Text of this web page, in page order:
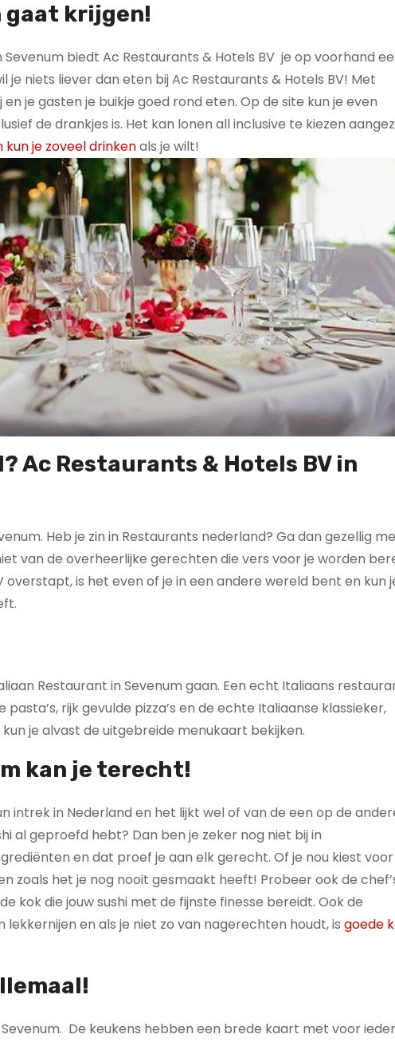
gaat krijgen!
biedt Ac Restaurants & Hotels BV je op voorhand
je niets liever dan eten bij Ac Restaurants & Hotels BV! Met
je gasten je buikje goed rond eten. Op de site kun je even
de drankjes is. Het kan lonen all inclusive te kiezen
kun je zoveel drinkenals je wilt!
? Ac Restaurants & Hotels BV in
Heb je zin in Restaurants nederland? Ga dan gezellig
van de overheerlijke gerechten die vers voor je worden
is het even of je in een andere wereld bent en kun
Restaurant in Sevenum gaan. Een echt Italiaans
rijk gevulde pizza’s en de echte Italiaanse klassieker,
je alvast de uitgebreide menukaart bekijken.
kan je terecht!
intrek in Nederland en het lijkt wel of van de een op de
al geproefd hebt? Dan ben je zeker nog niet bij in
en dat proef je aan elk gerecht. Of je nou kiest
zoals het je nog nooit gesmaakt heeft! Probeer ook de
kok die jouw sushi met de fijnste finesse bereidt. Ook de
en als je niet zo van nagerechten houdt, is goede
De keukens hebben een brede kaart met voor